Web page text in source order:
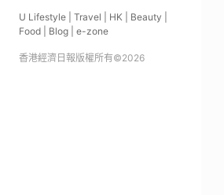
U Lifestyle Travel HK Beauty
Food
Blog e-zone
香港經濟日報版權所有©2026